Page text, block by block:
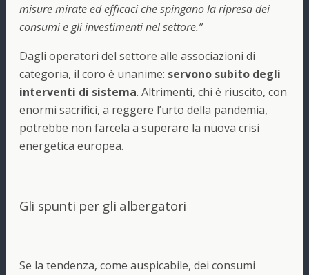
misure mirate ed efficaci che spingano la ripresa dei
consumi e gli investimenti nel settore.”
Dagli operatori del settore alle associazioni di
categoria, il coro è unanime: servono subito degli
interventi di sistema. Altrimenti, chi è riuscito, con
enormi sacrifici, a reggere l’urto della pandemia,
potrebbe non farcela a superare la nuova crisi
energetica europea.
Gli spunti per gli albergatori
Se la tendenza, come auspicabile, dei consumi